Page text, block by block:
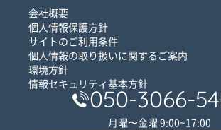
会社概要
個人情報保護方針
サイトのご利用条件
個人情報の取り扱いに関するご案内
環境方針
情報セキュリティ基本方針
050-3066-
月曜〜金曜 9:00~17:00